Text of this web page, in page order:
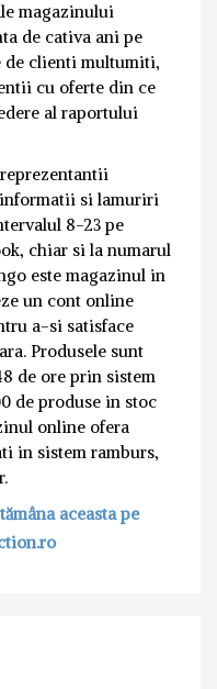
magazinului
de cativa ani pe
de clienti multumiti,
cu oferte din ce
al raportului
informatii si lamuriri
8-23 pe
chiar si la numarul
este magazinul in
un cont online
a-si satisface
Produsele sunt
de ore prin sistem
de produse in stoc
online ofera
in sistem ramburs,
aceasta pe